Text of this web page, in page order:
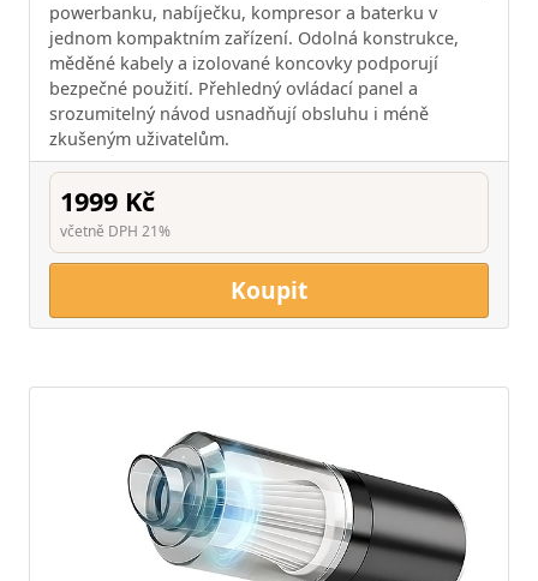
powerbanku, nabíječku, kompresor a baterku v
jednom kompaktním zařízení. Odolná konstrukce,
měděné kabely a izolované koncovky podporují
bezpečné použití. Přehledný ovládací panel a
srozumitelný návod usnadňují obsluhu i méně
zkušeným uživatelům.
1999 Kč
včetně DPH 21%
Koupit